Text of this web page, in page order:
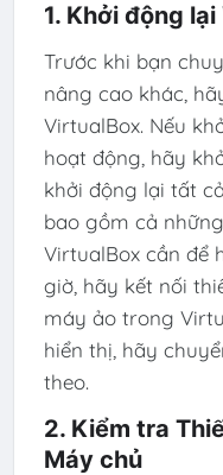
1. Khởi động
Trước khi bạn
nâng cao khác,
VirtualBox. Nếu
hoạt động, hãy
khởi động lại tất
bao gồm cả
VirtualBox cần để
giờ, hãy kết nối
máy ảo trong
hiển thị, hãy
theo.
2. Kiểm tra
Máy chủ